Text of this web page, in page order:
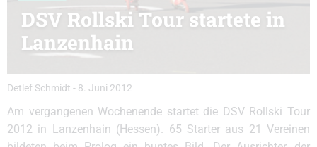
DSV Rollski Tour startete in
Lanzenhain
Detlef Schmidt - 8. Juni 2012
Am vergangenen Wochenende startet die DSV Rollski Tour
2012 in Lanzenhain (Hessen). 65 Starter aus 21 Vereinen